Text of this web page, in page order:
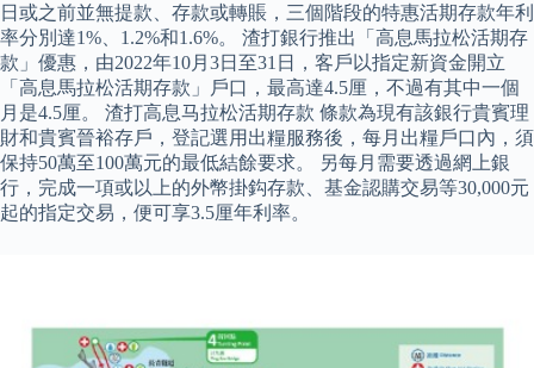
日或之前並無提款、存款或轉賬，三個階段的特惠活期存款年利
率分別達1%、1.2%和1.6%。 渣打銀行推出「高息馬拉松活期存
款」優惠，由2022年10月3日至31日，客戶以指定新資金開立
「高息馬拉松活期存款」戶口，最高達4.5厘，不過有其中一個
月是4.5厘。 渣打高息马拉松活期存款 條款為現有該銀行貴賓理
財和貴賓晉裕存戶，登記選用出糧服務後，每月出糧戶口內，須
保持50萬至100萬元的最低結餘要求。 另每月需要透過網上銀
行，完成一項或以上的外幣掛鈎存款、基金認購交易等30,000元
起的指定交易，便可享3.5厘年利率。